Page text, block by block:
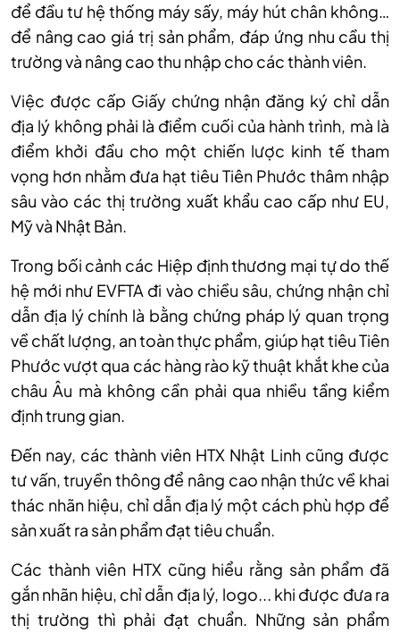
để đầu tư hệ thống máy sấy, máy hút chân không…
để nâng cao giá trị sản phẩm, đáp ứng nhu cầu thị
trường và nâng cao thu nhập cho các thành viên.
Việc được cấp Giấy chứng nhận đăng ký chỉ dẫn
địa lý không phải là điểm cuối của hành trình, mà là
điểm khởi đầu cho một chiến lược kinh tế tham
vọng hơn nhằm đưa hạt tiêu Tiên Phước thâm nhập
sâu vào các thị trường xuất khẩu cao cấp như EU,
Mỹ và Nhật Bản.
Trong bối cảnh các Hiệp định thương mại tự do thế
hệ mới như EVFTA đi vào chiều sâu, chứng nhận chỉ
dẫn địa lý chính là bằng chứng pháp lý quan trọng
về chất lượng, an toàn thực phẩm, giúp hạt tiêu Tiên
Phước vượt qua các hàng rào kỹ thuật khắt khe của
châu Âu mà không cần phải qua nhiều tầng kiểm
định trung gian.
Đến nay, các thành viên HTX Nhật Linh cũng được
tư vấn, truyền thông để nâng cao nhận thức về khai
thác nhãn hiệu, chỉ dẫn địa lý một cách phù hợp để
sản xuất ra sản phẩm đạt tiêu chuẩn.
Các thành viên HTX cũng hiểu rằng sản phẩm đã
gắn nhãn hiệu, chỉ dẫn địa lý, logo... khi được đưa ra
thị trường thì phải đạt chuẩn. Những sản phẩm